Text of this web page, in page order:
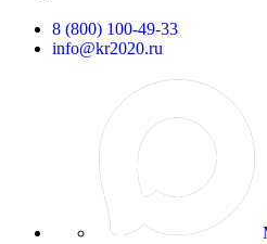
8 (800) 100-49-33
info@kr2020.ru